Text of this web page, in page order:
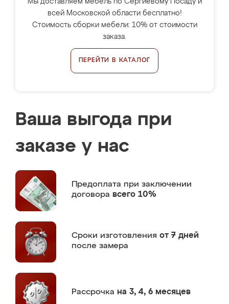
Мы доставляем мебель по Сергиевому Посаду и
всей Московской области бесплатно!
Стоимость сборки мебели: 10% от стоимости
заказа.
ПЕРЕЙТИ В КАТАЛОГ
Ваша выгода при
заказе у нас
Предоплата при заключении
договора всего 10%
Сроки изготовления от 7 дней
после замера
Рассрочка на 3, 4, 6 месяцев